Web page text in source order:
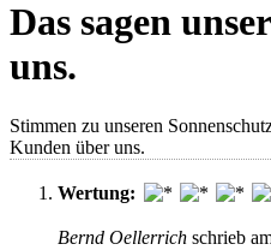
Das sagen
uns.
Stimmen zu unseren
Kunden über uns.
Wertung:
Bernd Oellerrich schrieb